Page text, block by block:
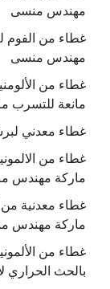
مهندس منسى
غطاء من الفوم
مهندس منسى
غطاء من
مانعة للتسرب
غطاء معدني
غطاء من
ماركة مهندس
غطاء معدنية من
ماركة مهندس
غطاء من
بالحث الحراري